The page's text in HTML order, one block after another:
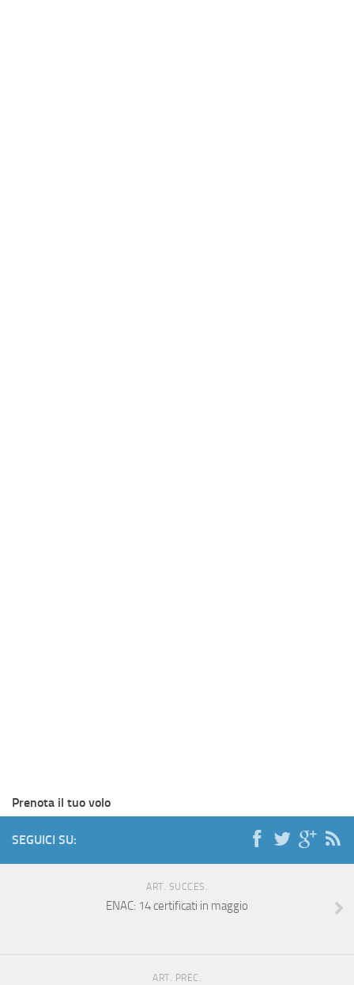
Prenota il tuo volo
SEGUICI SU:
ART. SUCCES.
ENAC: 14 certificati in maggio
ART. PREC.